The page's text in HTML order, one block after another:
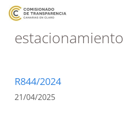
estacionamiento
R844/2024
21/04/2025